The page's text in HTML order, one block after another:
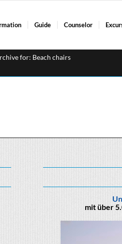
Guide Counselor
for: Beach chairs
mit über